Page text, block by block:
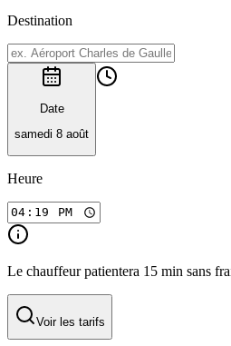
Destination
Date
samedi 8 août
Heure
Le chauffeur patientera 15 min sans
Voir les tarifs